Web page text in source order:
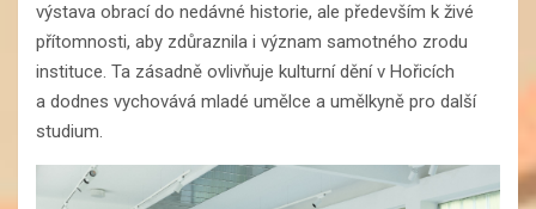
výstava obrací do nedávné historie, ale především k živé
přítomnosti, aby zdůraznila i význam samotného zrodu
instituce. Ta zásadně ovlivňuje kulturní dění v Hořicích
a dodnes vychovává mladé umělce a umělkyně pro další
studium.